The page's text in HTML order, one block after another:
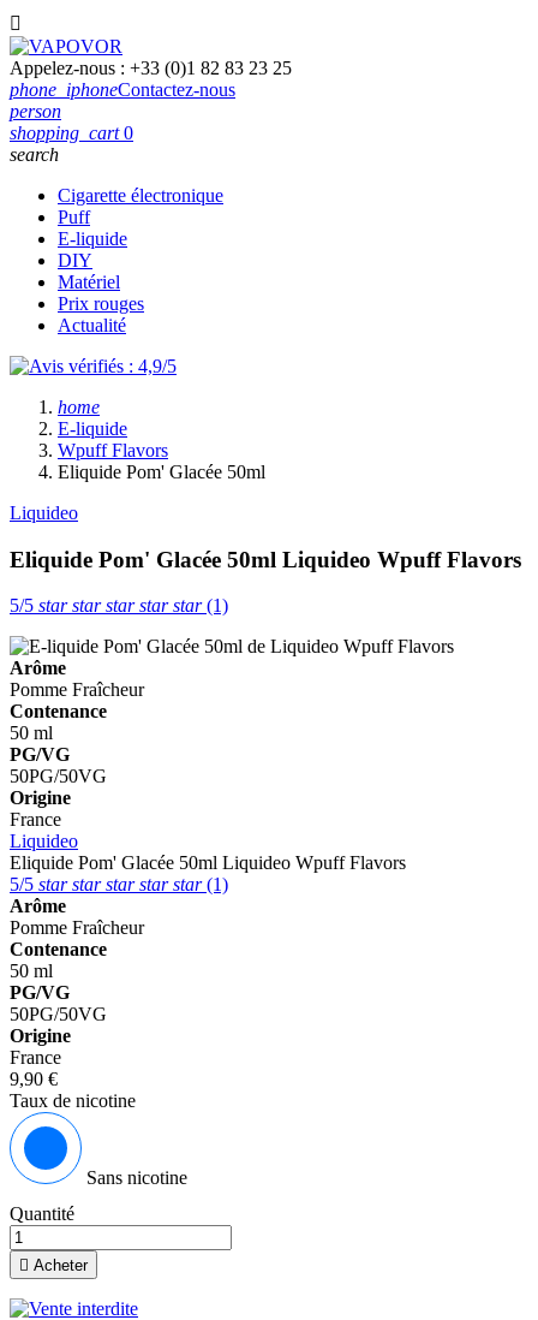

Appelez-nous : +33 (0)1 82 83 23 25
phone_iphoneContactez-nous
person
shopping_cart 0
search
Cigarette électronique
Puff
E-liquide
DIY
Matériel
Prix rouges
Actualité
home
E-liquide
Wpuff Flavors
Eliquide Pom' Glacée 50ml
Liquideo
Eliquide Pom' Glacée 50ml Liquideo Wpuff Flavors
5/5 starstarstarstarstar(1)
Arôme
Pomme Fraîcheur
Contenance
50 ml
PG/VG
50PG/50VG
Origine
France
Liquideo
Eliquide Pom' Glacée 50ml Liquideo Wpuff Flavors
5/5 starstarstarstarstar(1)
Arôme
Pomme Fraîcheur
Contenance
50 ml
PG/VG
50PG/50VG
Origine
France
9,90 €
Taux de nicotine
Sans nicotine
Quantité
 Acheter